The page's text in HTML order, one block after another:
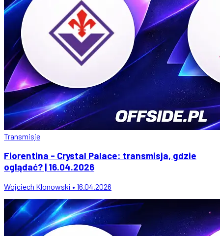
Transmisje
Fiorentina - Crystal Palace: transmisja, gdzie
oglądać? | 16.04.2026
Wojciech Klonowski • 16.04.2026